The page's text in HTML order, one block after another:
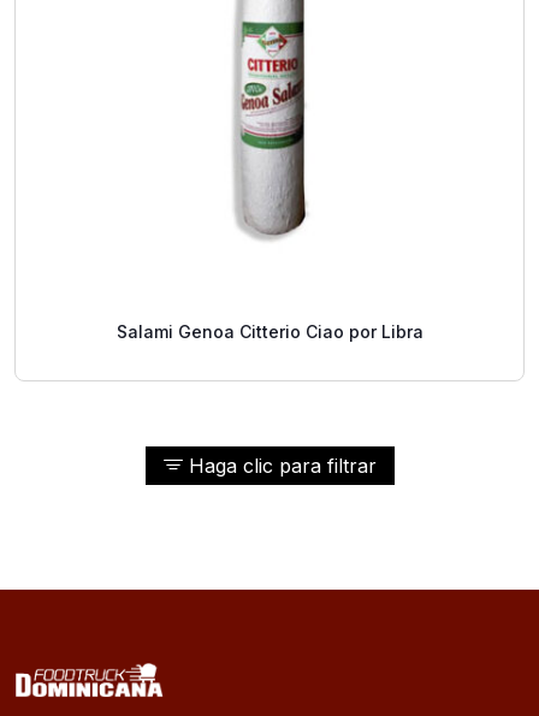
Haga clic para filtrar
Salami Genoa Citterio Ciao por Libra